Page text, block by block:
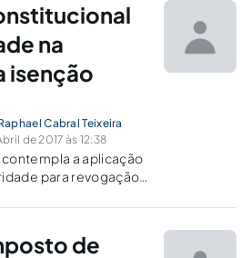
tributária
para o êxito do
na
isenção
Cabral Teixeira
de 2017 às 12:38
a aplicação
para revogação
pelo STF.
de